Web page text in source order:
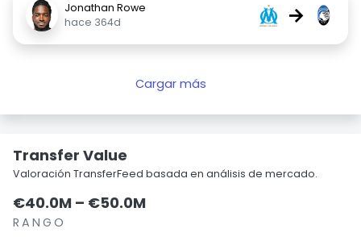
Jonathan Rowe
hace 364d
→
Cargar más
Transfer Value
Valoración TransferFeed basada en análisis de mercado.
€40.0M – €50.0M
RANGO